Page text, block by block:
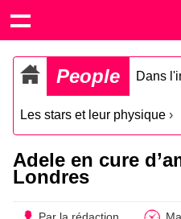
People Dans
Les stars et leur physique ›
Adele en cure
Londres